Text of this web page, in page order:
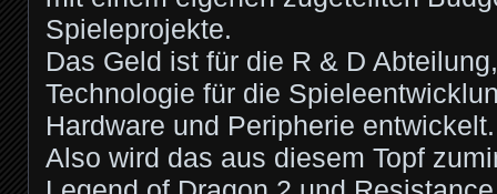
Spieleprojekte.
Das Geld ist für die R & D
Technologie für die
Hardware und Peripherie entwickelt.
Also wird das aus diesem Topf